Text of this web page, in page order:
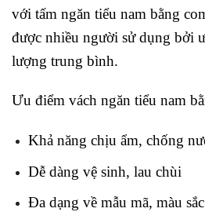
với tấm ngăn tiểu nam bằng
được nhiều người sử dụng bởi
lượng trung bình.
Ưu điểm vách ngăn tiểu nam
Khả năng chịu ẩm, chống
Dễ dàng vệ sinh, lau chùi
Đa dạng về mẫu mã, màu sắc